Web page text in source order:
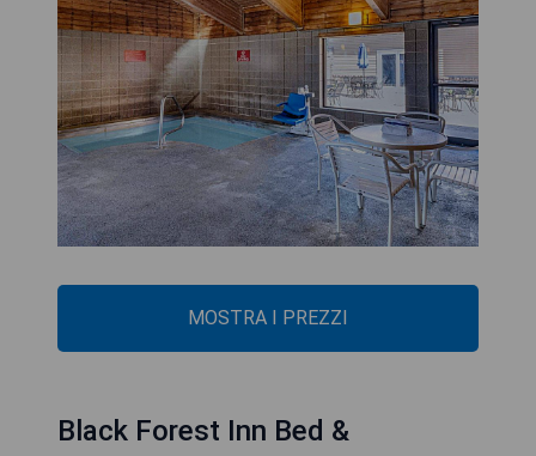
MOSTRA I PREZZI
Black Forest Inn Bed &